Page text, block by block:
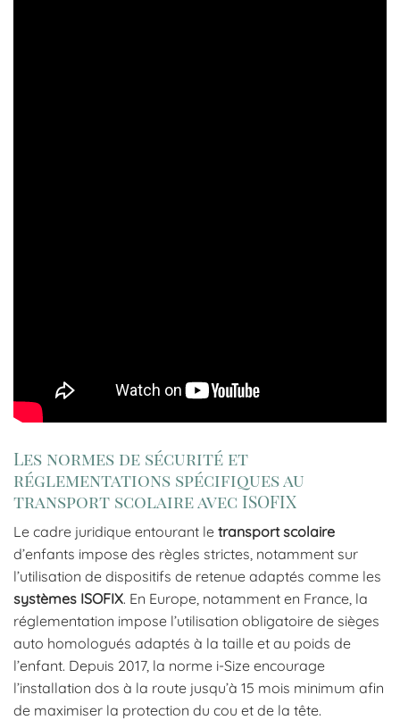
Les normes de sécurité et
réglementations spécifiques au
transport scolaire avec ISOFIX
Le cadre juridique entourant le transport scolaire
d’enfants impose des règles strictes, notamment sur
l’utilisation de dispositifs de retenue adaptés comme les
systèmes ISOFIX. En Europe, notamment en France, la
réglementation impose l’utilisation obligatoire de sièges
auto homologués adaptés à la taille et au poids de
l’enfant. Depuis 2017, la norme i-Size encourage
l’installation dos à la route jusqu’à 15 mois minimum afin
de maximiser la protection du cou et de la tête.